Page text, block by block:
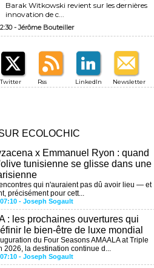
Barak Witkowski revient sur les dernières
innovation de c...
-Jérôme Bouteiller
Twitter Rss LinkedIn Newsletter
ECOLOCHIC
x Emmanuel Ryon : quand
tunisienne se glisse dans une
qui n'auraient pas dû avoir lieu — et
précisément pour cett...
- Joseph Sogault
: les prochaines ouvertures qui
le bien-être de luxe mondial
du Four Seasons AMAALA at Triple
2026, la destination continue d...
- Joseph Sogault